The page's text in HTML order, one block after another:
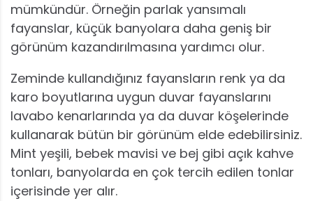
mümkündür. Örneğin parlak yansımalı
fayanslar, küçük banyolara daha geniş bir
görünüm kazandırılmasına yardımcı olur.
Zeminde kullandığınız fayansların renk ya da
karo boyutlarına uygun duvar fayanslarını
lavabo kenarlarında ya da duvar köşelerinde
kullanarak bütün bir görünüm elde edebilirsiniz.
Mint yeşili, bebek mavisi ve bej gibi açık kahve
tonları, banyolarda en çok tercih edilen tonlar
içerisinde yer alır.